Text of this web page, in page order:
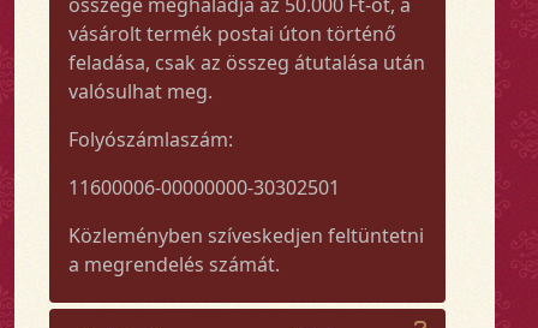
vásárolt termék postai úton történő
feladása, csak az összeg átutalása után
valósulhat meg.
Folyószámlaszám:
11600006-00000000-30302501
Közleményben szíveskedjen feltüntetni
a megrendelés számát.